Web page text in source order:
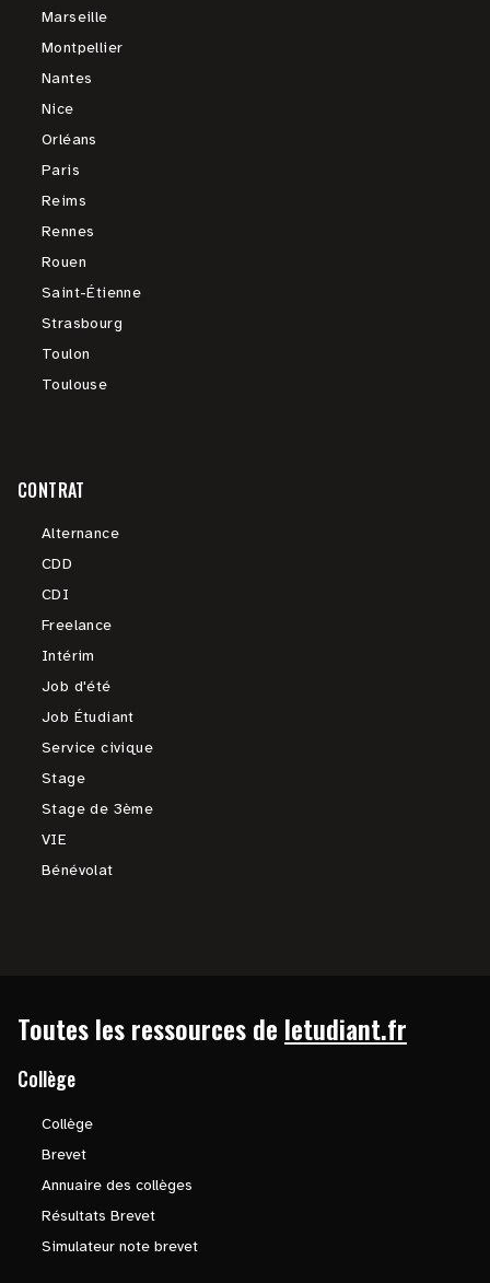
Marseille
Montpellier
Nantes
Nice
Orléans
Paris
Reims
Rennes
Rouen
Saint-Étienne
Strasbourg
Toulon
Toulouse
CONTRAT
Alternance
CDD
CDI
Freelance
Intérim
Job d'été
Job Étudiant
Service civique
Stage
Stage de 3ème
VIE
Bénévolat
Toutes les ressources de letudiant.fr
Collège
Collège
Brevet
Annuaire des collèges
Résultats Brevet
Simulateur note brevet